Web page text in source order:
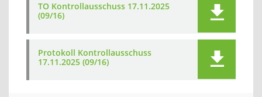
TO Kontrollausschuss 17.11.2025
(09/16)
Protokoll Kontrollausschuss
17.11.2025 (09/16)